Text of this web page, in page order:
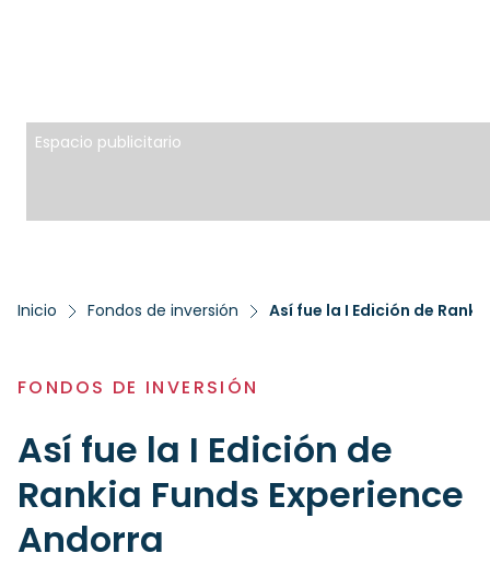
Espacio publicitario
Inicio Fondos de inversión Así fue la I Edición de
FONDOS DE INVERSIÓN
Así fue la I Edición de
Rankia Funds Experience
Andorra